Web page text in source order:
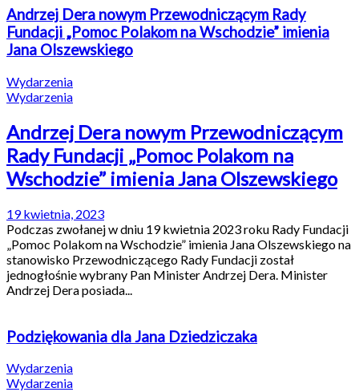
Andrzej Dera nowym Przewodniczącym Rady
Fundacji „Pomoc Polakom na Wschodzie” imienia
Jana Olszewskiego
Wydarzenia
Wydarzenia
Andrzej Dera nowym Przewodniczącym
Rady Fundacji „Pomoc Polakom na
Wschodzie” imienia Jana Olszewskiego
19 kwietnia, 2023
Podczas zwołanej w dniu 19 kwietnia 2023 roku Rady Fundacji
„Pomoc Polakom na Wschodzie” imienia Jana Olszewskiego na
stanowisko Przewodniczącego Rady Fundacji został
jednogłośnie wybrany Pan Minister Andrzej Dera. Minister
Andrzej Dera posiada...
Podziękowania dla Jana Dziedziczaka
Wydarzenia
Wydarzenia